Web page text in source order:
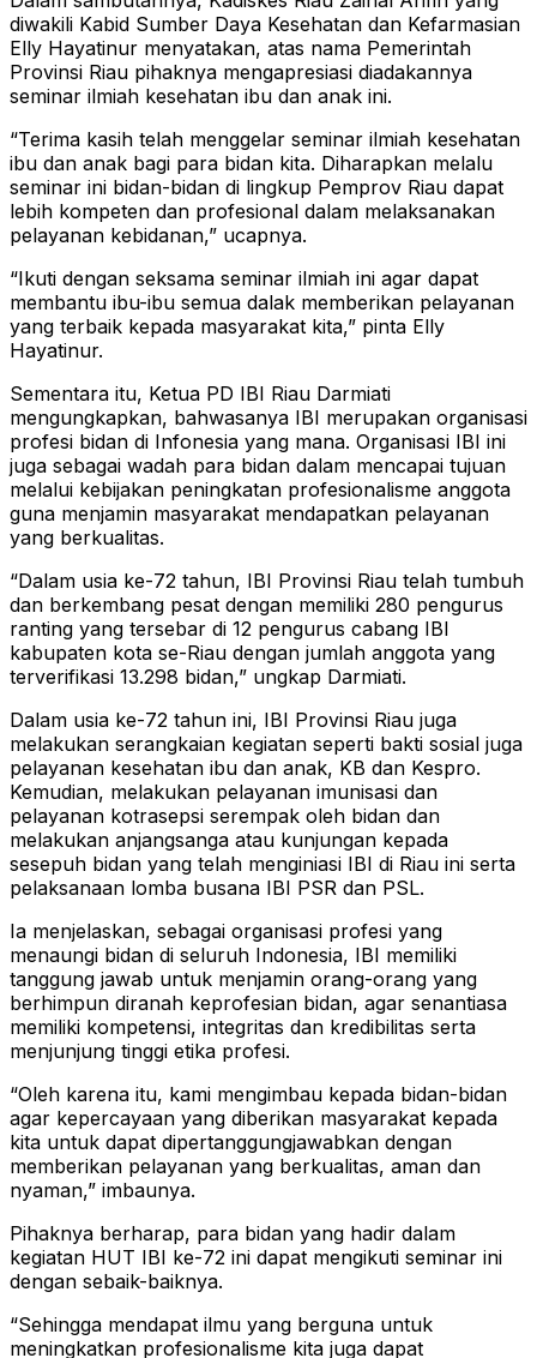
diwakili Kabid Sumber Daya Kesehatan dan Kefarmasian
Elly Hayatinur menyatakan, atas nama Pemerintah
Provinsi Riau pihaknya mengapresiasi diadakannya
seminar ilmiah kesehatan ibu dan anak ini.
“Terima kasih telah menggelar seminar ilmiah kesehatan
ibu dan anak bagi para bidan kita. Diharapkan melalu
seminar ini bidan-bidan di lingkup Pemprov Riau dapat
lebih kompeten dan profesional dalam melaksanakan
pelayanan kebidanan,” ucapnya.
“Ikuti dengan seksama seminar ilmiah ini agar dapat
membantu ibu-ibu semua dalak memberikan pelayanan
yang terbaik kepada masyarakat kita,” pinta Elly
Hayatinur.
Sementara itu, Ketua PD IBI Riau Darmiati
mengungkapkan, bahwasanya IBI merupakan organisasi
profesi bidan di Infonesia yang mana. Organisasi IBI ini
juga sebagai wadah para bidan dalam mencapai tujuan
melalui kebijakan peningkatan profesionalisme anggota
guna menjamin masyarakat mendapatkan pelayanan
yang berkualitas.
“Dalam usia ke-72 tahun, IBI Provinsi Riau telah tumbuh
dan berkembang pesat dengan memiliki 280 pengurus
ranting yang tersebar di 12 pengurus cabang IBI
kabupaten kota se-Riau dengan jumlah anggota yang
terverifikasi 13.298 bidan,” ungkap Darmiati.
Dalam usia ke-72 tahun ini, IBI Provinsi Riau juga
melakukan serangkaian kegiatan seperti bakti sosial juga
pelayanan kesehatan ibu dan anak, KB dan Kespro.
Kemudian, melakukan pelayanan imunisasi dan
pelayanan kotrasepsi serempak oleh bidan dan
melakukan anjangsanga atau kunjungan kepada
sesepuh bidan yang telah menginiasi IBI di Riau ini serta
pelaksanaan lomba busana IBI PSR dan PSL.
Ia menjelaskan, sebagai organisasi profesi yang
menaungi bidan di seluruh Indonesia, IBI memiliki
tanggung jawab untuk menjamin orang-orang yang
berhimpun diranah keprofesian bidan, agar senantiasa
memiliki kompetensi, integritas dan kredibilitas serta
menjunjung tinggi etika profesi.
“Oleh karena itu, kami mengimbau kepada bidan-bidan
agar kepercayaan yang diberikan masyarakat kepada
kita untuk dapat dipertanggungjawabkan dengan
memberikan pelayanan yang berkualitas, aman dan
nyaman,” imbaunya.
Pihaknya berharap, para bidan yang hadir dalam
kegiatan HUT IBI ke-72 ini dapat mengikuti seminar ini
dengan sebaik-baiknya.
“Sehingga mendapat ilmu yang berguna untuk
meningkatkan profesionalisme kita juga dapat